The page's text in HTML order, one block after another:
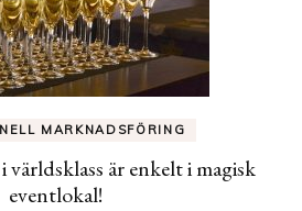
MARKNADSFÖRING
är enkelt i magisk
eventlokal!